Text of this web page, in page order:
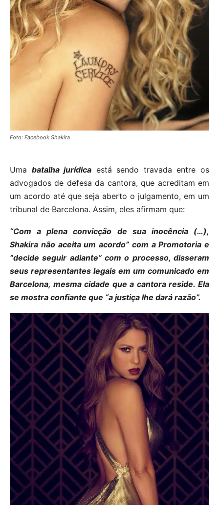
Foto: Facebook Shakira
Uma batalha jurídica está sendo travada entre os
advogados de defesa da cantora, que acreditam em
um acordo até que seja aberto o julgamento, em um
tribunal de Barcelona. Assim, eles afirmam que:
“Com a plena convicção de sua inocência (…),
Shakira não aceita um acordo” com a Promotoria e
“decide seguir adiante” com o processo, disseram
seus representantes legais em um comunicado em
Barcelona, mesma cidade que a cantora reside. Ela
se mostra confiante que “a justiça lhe dará razão”.